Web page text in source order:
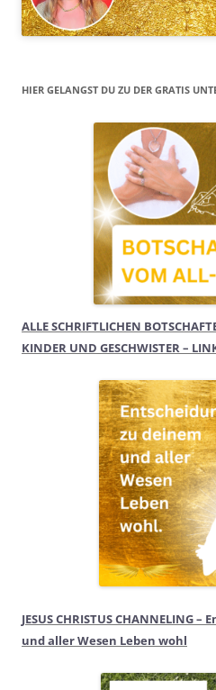
HIER GELANGST DU ZU DER GRATIS
ALLE SCHRIFTLICHEN
KINDER UND GESCHWISTER –
JESUS CHRISTUS CHANNELING
und aller Wesen Leben wohl